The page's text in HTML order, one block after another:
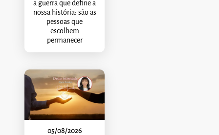
a guerra que define a
nossa história: são as
pessoas que
escolhem
permanecer
05/08/2026